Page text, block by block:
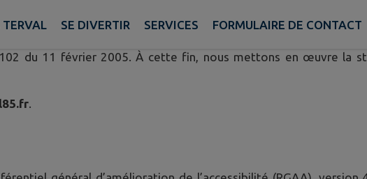
SE DIVERTIR SERVICES FORMULAIRE DE CONTACT
du 11 février 2005. À cette fin, nous mettons en œuvre la
.